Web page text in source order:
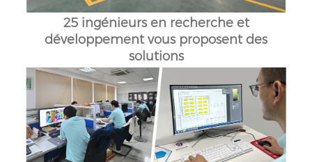
25 ingénieurs en recherche et
développement vous proposent des
solutions